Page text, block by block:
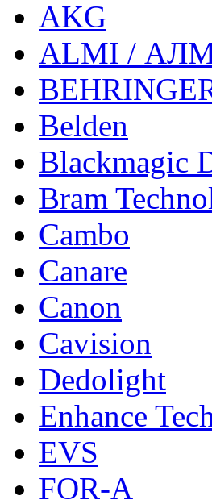
AKG
ALMI /
Belden
Blackmagic
Bram
Cambo
Canare
Canon
Cavision
Dedolight
Enhance
EVS
FOR-A